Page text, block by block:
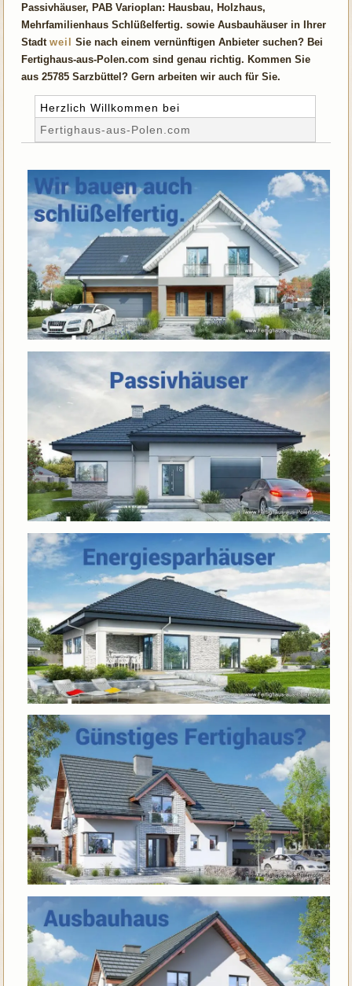
Passivhäuser, PAB Varioplan: Hausbau, Holzhaus,
Mehrfamilienhaus Schlüßelfertig. sowie Ausbauhäuser in Ihrer
Stadtweil
Sie nach einem vernünftigen Anbieter suchen? Bei
Fertighaus-aus-Polen.com sind genau richtig. Kommen Sie
aus 25785 Sarzbüttel? Gern arbeiten wir auch für Sie.
Herzlich Willkommen bei
Fertighaus-aus-Polen.com